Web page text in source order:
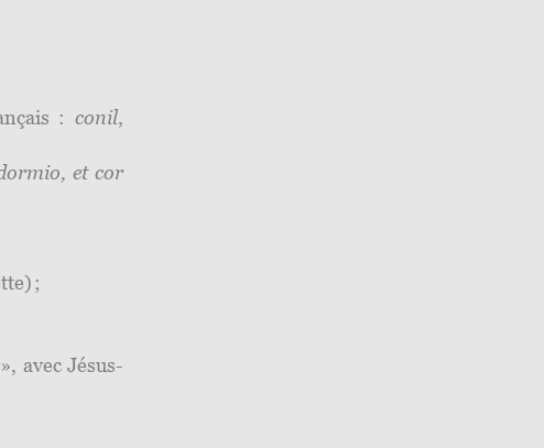
:conil,
et cor
;
avec Jésus-